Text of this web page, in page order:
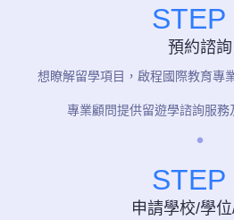
STEP
預約諮詢
想瞭解留學項目，啟程國際教育專
專業顧問提供留遊學諮詢服務
STEP
申請學校/學